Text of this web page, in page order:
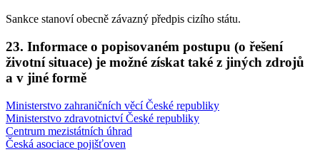
Sankce stanoví obecně závazný předpis cizího státu.
23. Informace o popisovaném postupu (o řešení
životní situace) je možné získat také z jiných zdrojů
a v jiné formě
Ministerstvo zahraničních věcí České republiky
Ministerstvo zdravotnictví České republiky
Centrum mezistátních úhrad
Česká asociace pojišťoven